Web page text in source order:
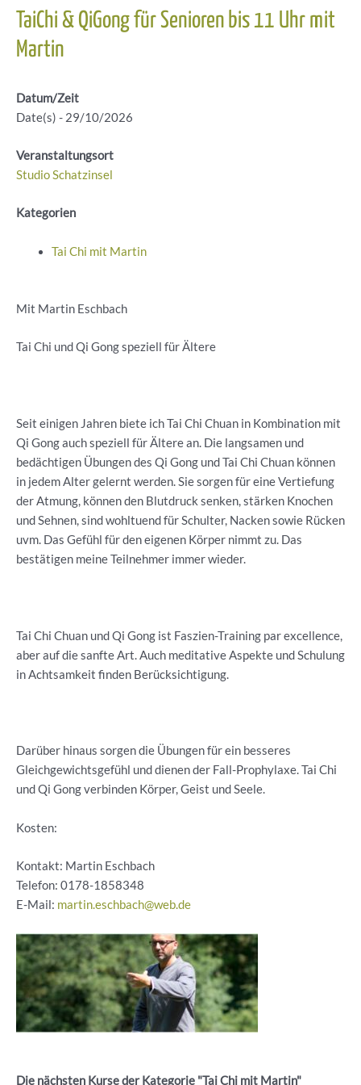
TaiChi & QiGong für Senioren bis 11 Uhr mit
Martin
Datum/Zeit
Date(s) - 29/10/2026
Veranstaltungsort
Studio Schatzinsel
Kategorien
Tai Chi mit Martin
Mit Martin Eschbach
Tai Chi und Qi Gong speziell für Ältere
Seit einigen Jahren biete ich Tai Chi Chuan in Kombination mit
Qi Gong auch speziell für Ältere an. Die langsamen und
bedächtigen Übungen des Qi Gong und Tai Chi Chuan können
in jedem Alter gelernt werden. Sie sorgen für eine Vertiefung
der Atmung, können den Blutdruck senken, stärken Knochen
und Sehnen, sind wohltuend für Schulter, Nacken sowie Rücken
uvm. Das Gefühl für den eigenen Körper nimmt zu. Das
bestätigen meine Teilnehmer immer wieder.
Tai Chi Chuan und Qi Gong ist Faszien-Training par excellence,
aber auf die sanfte Art. Auch meditative Aspekte und Schulung
in Achtsamkeit finden Berücksichtigung.
Darüber hinaus sorgen die Übungen für ein besseres
Gleichgewichtsgefühl und dienen der Fall-Prophylaxe. Tai Chi
und Qi Gong verbinden Körper, Geist und Seele.
Kosten:
Kontakt: Martin Eschbach
Telefon: 0178-1858348
E-Mail: martin.eschbach@web.de
Die nächsten Kurse der Kategorie "Tai Chi mit Martin"